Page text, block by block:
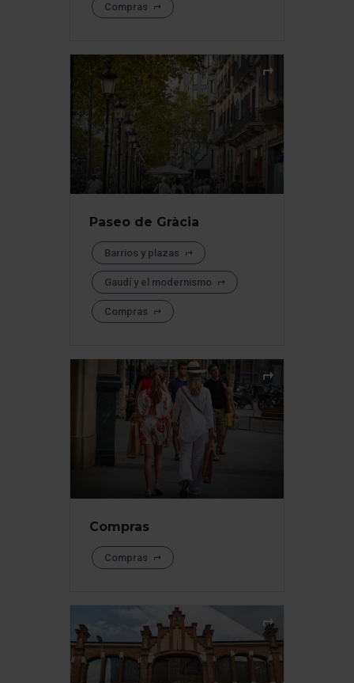
Compras
Paseo de Gràcia
Barrios y plazas
Gaudí y el modernismo
Compras
Compras
Compras